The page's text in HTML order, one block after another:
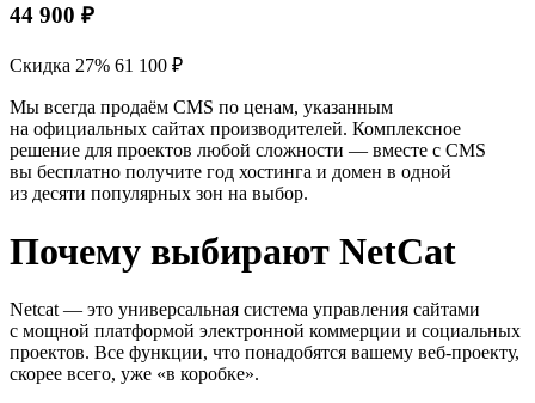
44 900 ₽
Скидка 27% 61 100 ₽
Мы всегда продаём CMS по ценам, указанным
на официальных сайтах производителей. Комплексное
решение для проектов любой сложности — вместе с CMS
вы бесплатно получите год хостинга и домен в одной
из десяти популярных зон на выбор.
Почему выбирают NetCat
Netcat — это универсальная система управления сайтами
с мощной платформой электронной коммерции и социальных
проектов. Все функции, что понадобятся вашему веб-проекту,
скорее всего, уже «в коробке».